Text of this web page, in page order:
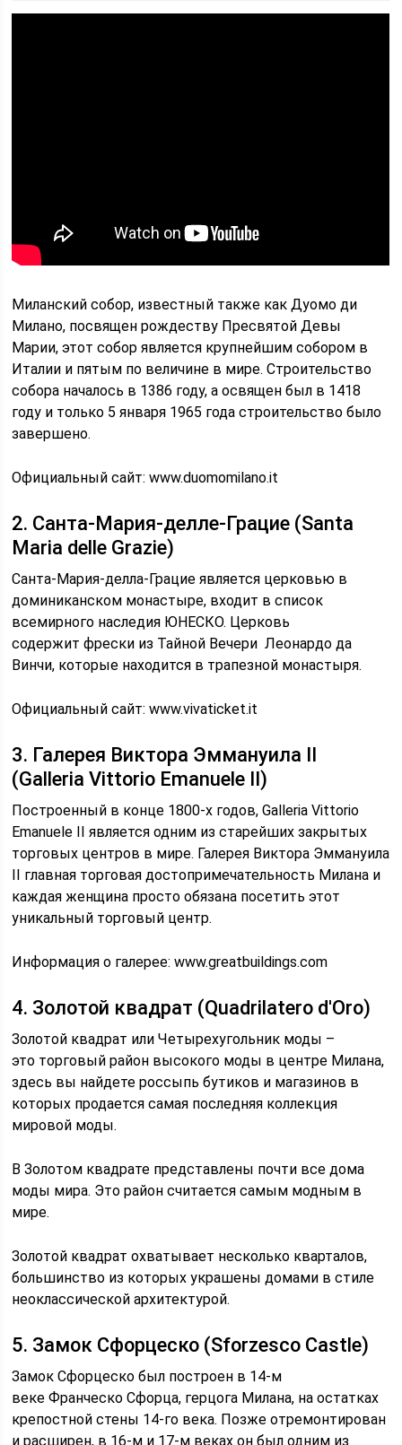
Миланский собор, известный также как Дуомо ди
Милано, посвящен рождеству Пресвятой Девы
Марии, этот собор является крупнейшим собором в
Италии и пятым по величине в мире. Строительство
собора началось в 1386 году, а освящен был в 1418
году и только 5 января 1965 года строительство было
завершено.
Официальный сайт: www.duomomilano.it
2. Санта-Мария-делле-Грацие (Santa
Maria delle Grazie)
Санта-Мария-делла-Грацие является церковью в
доминиканском монастыре, входит в список
всемирного наследия ЮНЕСКО. Церковь
содержит фрески из Тайной Вечери Леонардо да
Винчи, которые находится в трапезной монастыря.
Официальный сайт: www.vivaticket.it
3. Галерея Виктора Эммануила II
(Galleria Vittorio Emanuele II)
Построенный в конце 1800-х годов, Galleria Vittorio
Emanuele II является одним из старейших закрытых
торговых центров в мире. Галерея Виктора Эммануила
II главная торговая достопримечательность Милана и
каждая женщина просто обязана посетить этот
уникальный торговый центр.
Информация о галерее: www.greatbuildings.com
4. Золотой квадрат (Quadrilatero d'Oro)
Золотой квадрат или Четырехугольник моды –
это торговый район высокого моды в центре Милана,
здесь вы найдете россыпь бутиков и магазинов в
которых продается самая последняя коллекция
мировой моды.
В Золотом квадрате представлены почти все дома
моды мира. Это район считается самым модным в
мире.
Золотой квадрат охватывает несколько кварталов,
большинство из которых украшены домами в стиле
неоклассической архитектурой.
5. Замок Сфорцеско (Sforzesco Castle)
Замок Сфорцеско был построен в 14-м
веке Франческо Сфорца, герцога Милана, на остатках
крепостной стены 14-го века. Позже отремонтирован
и расширен, в 16-м и 17-м веках он был одним из